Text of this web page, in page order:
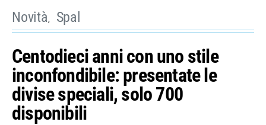
Novità Spal
Centodieci anni con uno stile
inconfondibile: presentate le
divise speciali, solo 700
disponibili